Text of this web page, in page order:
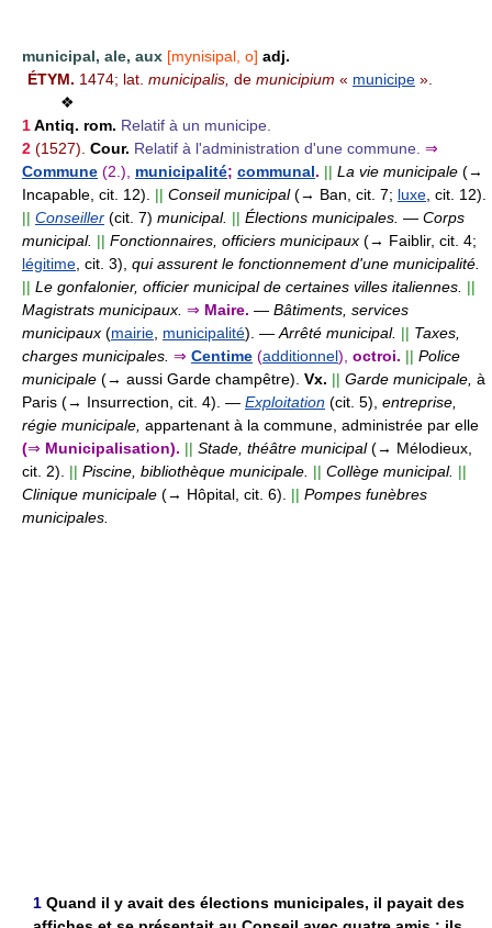
municipal, ale, aux [mynisipal, o] adj.
ÉTYM. 1474; lat. municipalis, de municipium « municipe ».
❖
1Antiq. rom. Relatif à un municipe.
2 (1527). Cour. Relatif à l'administration d'une commune. ⇒
Commune (2.), municipalité; communal. || La vie municipale (→
Incapable, cit. 12). || Conseil municipal(→ Ban, cit. 7; luxe, cit. 12).
|| Conseiller (cit. 7) municipal. || Élections municipales. — Corps
municipal. || Fonctionnaires, officiers municipaux (→ Faiblir, cit. 4;
légitime, cit. 3), qui assurent le fonctionnement d'une municipalité.
|| Le gonfalonier, officier municipal de certaines villes italiennes. ||
Magistrats municipaux. ⇒ Maire. — Bâtiments, services
municipaux (mairie, municipalité). —Arrêté municipal. || Taxes,
charges municipales. ⇒ Centime (additionnel), octroi. || Police
municipale (→ aussi Garde champêtre). Vx. || Garde municipale, à
Paris (→ Insurrection, cit. 4). — Exploitation (cit. 5), entreprise,
régie municipale, appartenant à la commune, administrée par elle
(⇒ Municipalisation). || Stade, théâtre municipal(→ Mélodieux,
cit. 2). || Piscine, bibliothèque municipale. || Collège municipal. ||
Clinique municipale (→ Hôpital, cit. 6). || Pompes funèbres
municipales.
1 Quand il y avait des élections municipales, il payait des